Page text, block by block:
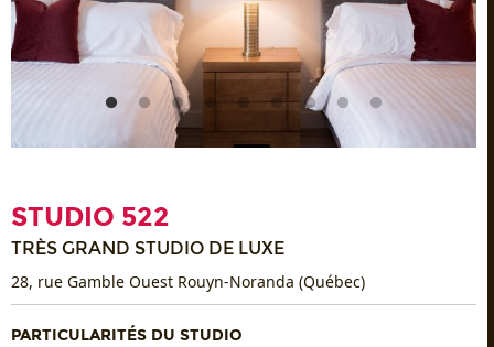
STUDIO 522
TRÈS GRAND STUDIO DE LUXE
28, rue Gamble Ouest Rouyn-Noranda (Québec)
PARTICULARITÉS DU STUDIO